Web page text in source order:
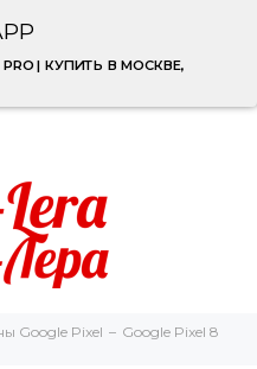
PRO | КУПИТЬ В МОСКВЕ,
Google Pixel
Google Pixel 8